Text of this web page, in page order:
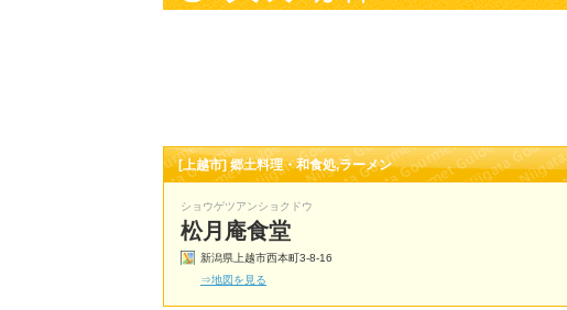
[上越市] 郷土料理・和食処,ラーメン
ショウゲツアンショクドウ
松月庵食堂
新潟県上越市西本町3-8-16
⇒地図を見る